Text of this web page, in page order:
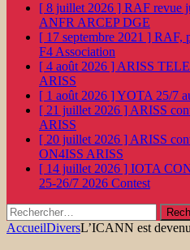
[ 8 juillet 2026 ] RAF revue
ANFR ARCEP DGE
[ 17 septembre 2021 ] RAF,
F4 Association
[ 4 août 2026 ] ARISS
ARISS
[ 1 août 2026 ]YOTA 25/7
[ 21 juillet 2026 ] ARISS
ARISS
[ 20 juillet 2026 ] ARISS
ON4ISS ARISS
[ 14 juillet 2026 ] IOTA
25-26/7 2026 Contest
Rechercher :
AccueilDiversL’ICANN est